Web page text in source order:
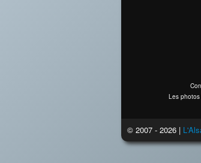
Les photos
© 2007 - 2026 |